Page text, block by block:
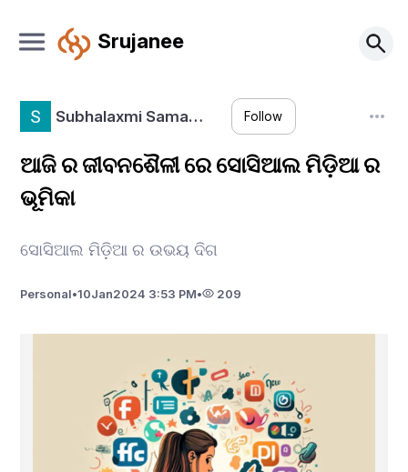
Srujanee
Subhalaxmi Sama… Follow
ଆଜି ର ଜୀବନଶୈଳୀ ରେ ସୋସିଆଲ ମିଡ଼ିଆ ର
ଭୂମିକା
ସୋସିଆଲ ମିଡ଼ିଆ ର ଉଭୟ ଦିଗ
Personal•10Jan2024 3:53 PM• 209